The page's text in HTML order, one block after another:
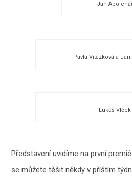
Jan
Pavla Vitázková a
Lukáš Vlček
Představení uvidíme na první
se můžete těšit někdy v příštím